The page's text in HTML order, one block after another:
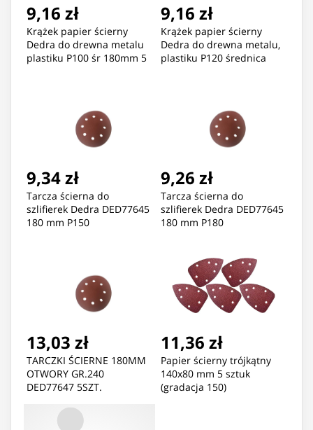
9,16 zł
Krążek papier ścierny
Dedra do drewna metalu
plastiku P100 śr 180mm 5
9,16 zł
Krążek papier ścierny
Dedra do drewna metalu,
plastiku P120 średnica
9,34 zł
Tarcza ścierna do
szlifierek Dedra DED77645
180 mm P150
9,26 zł
Tarcza ścierna do
szlifierek Dedra DED77645
180 mm P180
13,03 zł
TARCZKI ŚCIERNE 180MM
OTWORY GR.240
DED77647 5SZT.
11,36 zł
Papier ścierny trójkątny
140x80 mm 5 sztuk
(gradacja 150)